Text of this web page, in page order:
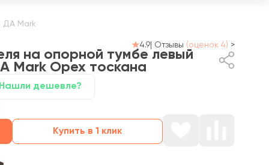
ДА Mark
4.9| Отзывы (оценок 4) >
на опорной тумбе левый
Mark Орех тоскана
Нашли дешевле?
Купить в 1 клик